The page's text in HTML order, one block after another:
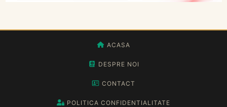
ACASA
DESPRE NOI
CONTACT
POLITICA CONFIDENTIALITATE